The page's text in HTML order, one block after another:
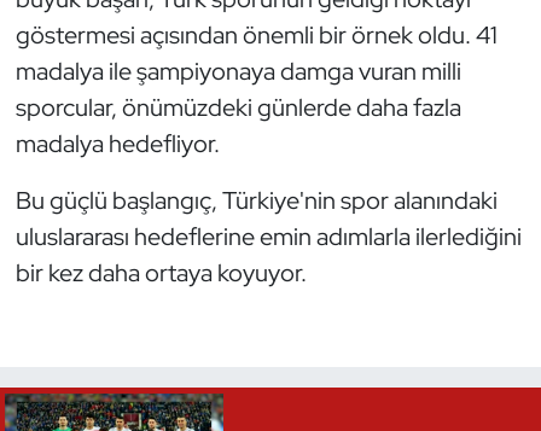
göstermesi açısından önemli bir örnek oldu. 41
madalya ile şampiyonaya damga vuran milli
sporcular, önümüzdeki günlerde daha fazla
madalya hedefliyor.
Bu güçlü başlangıç, Türkiye'nin spor alanındaki
uluslararası hedeflerine emin adımlarla ilerlediğini
bir kez daha ortaya koyuyor.